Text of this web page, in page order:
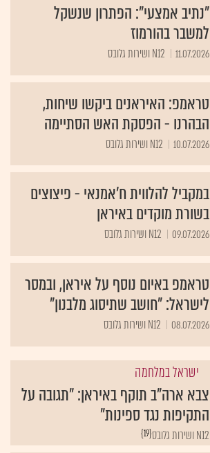
"נתיב אמצעי": הפתרון שנשקל
למשבר בהורמוז
11.07.2026 N12 ושירות גלובס
טראמפ: האיראנים ביקשו שיחות,
הבהרנו - הפסקת האש הסתיימה
10.07.2026 N12 ושירות גלובס
במקביל להלווית ח'אמנאי - פיצוצים
בשורת מוקדים באיראן
09.07.2026 N12 ושירות גלובס
טראמפ באיום נוסף על איראן, ובמסר
לישראל: "חושב שתיסוג מלבנון"
08.07.2026 N12 ושירות גלובס
ישראל במלחמה
צבא ארה"ב תוקף באיראן: "תגובה על
התקיפות נגד ספינות"
{19} N12 ושירות גלובס